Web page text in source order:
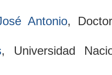
Antonio,
, Universidad